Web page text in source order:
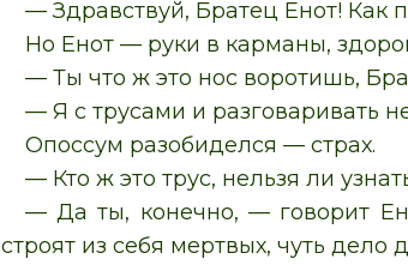
— Здравствуй, Братец Енот! Как
Но Енот — руки в карманы,
— Ты что ж это нос воротишь,
— Я с трусами и разговаривать
Опоссум разобиделся — страх.
— Кто ж это трус, нельзя ли
— Да ты, конечно, — говорит
строят из себя мертвых, чуть дело